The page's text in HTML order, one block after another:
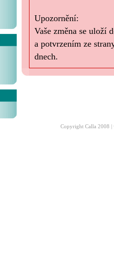
Upozornění:
Vaše změna se uloží
a potvrzením ze
dnech.
Copyright Calla 2008 |